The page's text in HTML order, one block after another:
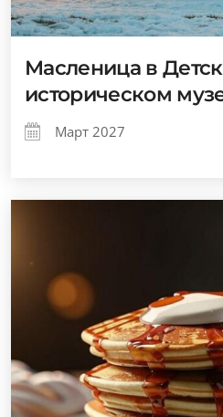
Масленица в
историческом
Март 2027